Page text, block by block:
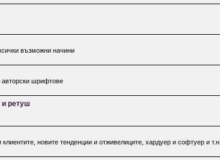
възможни начини
авторски шрифтове
ретуш
новите тенденции и отживелиците, хардуер и софтуер и т.н.